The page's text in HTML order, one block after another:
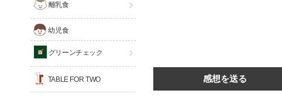
感想を送る
離乳食
幼児食
グリーンチェック
TABLE FOR TWO